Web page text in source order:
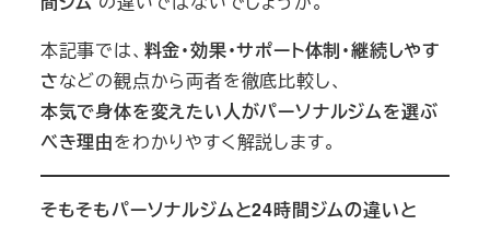
本記事では、 料金・効果・サポート体制・継続しやす
さなどの観点から両者を徹底比較し、
本気で身体を変えたい人がパーソナルジムを選ぶ
べき理由をわかりやすく解説します。
そもそもパーソナルジムと24時間ジムの違いと